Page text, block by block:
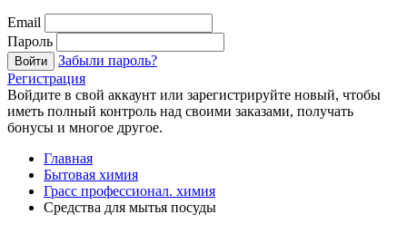
Email
Пароль
Войти
Забыли пароль?
Регистрация
Войдите в свой аккаунт или зарегистрируйте новый, чтобы
иметь полный контроль над своими заказами, получать
бонусы и многое другое.
Главная
Бытовая химия
Грасс профессионал. химия
Средства для мытья посуды